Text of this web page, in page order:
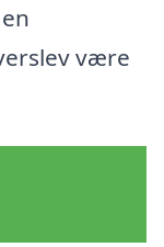
være